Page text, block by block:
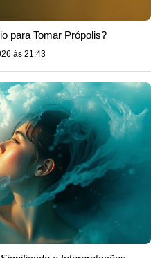
para Tomar Própolis?
às 21:43